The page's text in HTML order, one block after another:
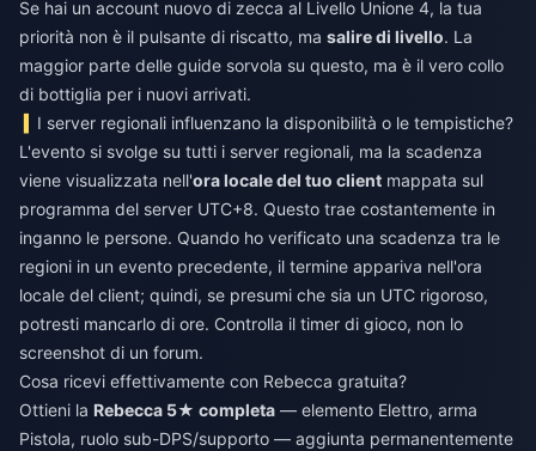
Se hai un account nuovo di zecca al Livello Unione 4, la tua
priorità non è il pulsante di riscatto, ma salire di livello. La
maggior parte delle guide sorvola su questo, ma è il vero collo
di bottiglia per i nuovi arrivati.
I server regionali influenzano la disponibilità o le tempistiche?
L'evento si svolge su tutti i server regionali, ma la scadenza
viene visualizzata nell'ora locale del tuo client mappata sul
programma del server UTC+8. Questo trae costantemente in
inganno le persone. Quando ho verificato una scadenza tra le
regioni in un evento precedente, il termine appariva nell'ora
locale del client; quindi, se presumi che sia un UTC rigoroso,
potresti mancarlo di ore. Controlla il timer di gioco, non lo
screenshot di un forum.
Cosa ricevi effettivamente con Rebecca gratuita?
Ottieni la Rebecca 5★ completa — elemento Elettro, arma
Pistola, ruolo sub-DPS/supporto — aggiunta permanentemente